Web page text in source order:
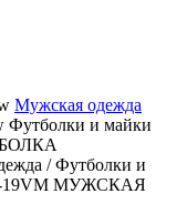
Мужская одежда
Футболки и майки
/Футболки и
19VM МУЖСКАЯ